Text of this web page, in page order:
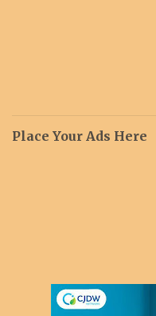
Place Your Ads Here